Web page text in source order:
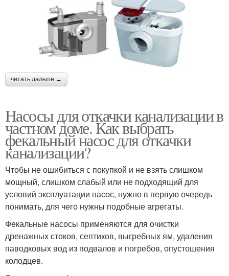
читать дальше →
Насосы для откачки канализации в
частном доме. Как выбрать
фекальный насос для откачки
канализации?
Чтобы не ошибиться с покупкой и не взять слишком
мощный, слишком слабый или не подходящий для
условий эксплуатации насос, нужно в первую очередь
понимать, для чего нужны подобные агрегаты.
Фекальные насосы применяются для очистки
дренажных стоков, септиков, выгребных ям, удаления
паводковых вод из подвалов и погребов, опустошения
колодцев.